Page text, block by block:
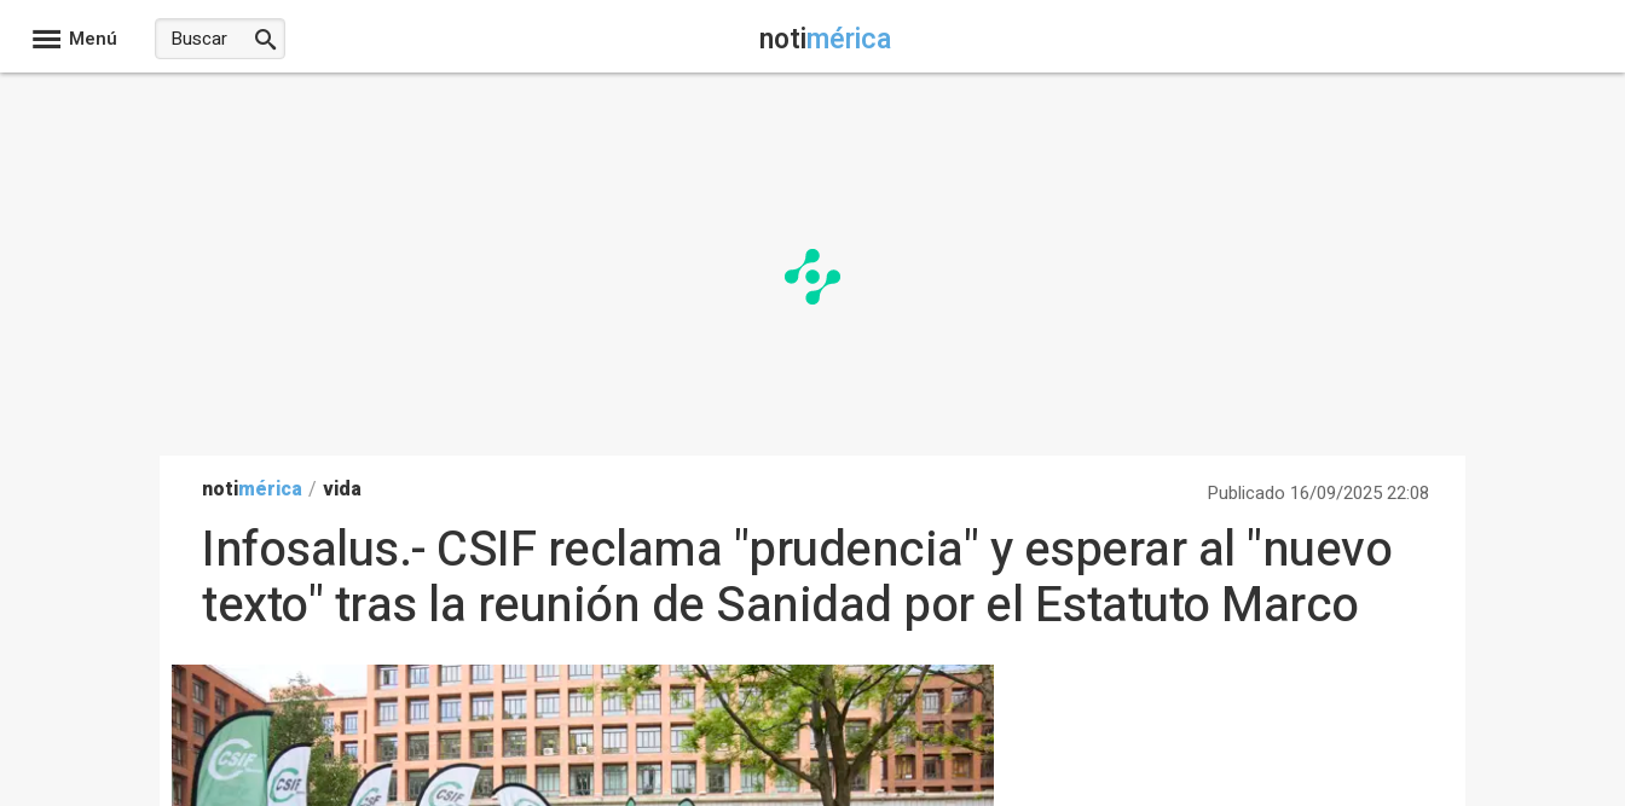
Menú notimérica
notimérica / vida Publicado 16/09/2025 22:08
Infosalus.- CSIF reclama "prudencia" y esperar al "nuevo
texto" tras la reunión de Sanidad por el Estatuto Marco